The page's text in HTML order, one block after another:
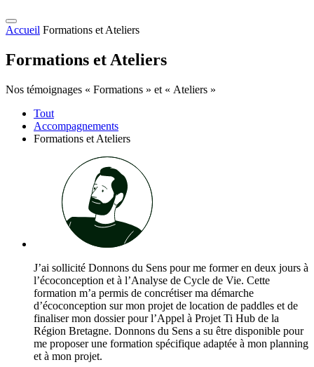
Accueil Formations et Ateliers
Formations et Ateliers
Nos témoignages « Formations » et « Ateliers »
Tout
Accompagnements
Formations et Ateliers
J’ai sollicité Donnons du Sens pour me former en deux jours à
l’écoconception et à l’Analyse de Cycle de Vie. Cette
formation m’a permis de concrétiser ma démarche
d’écoconception sur mon projet de location de paddles et de
finaliser mon dossier pour l’Appel à Projet Ti Hub de la
Région Bretagne. Donnons du Sens a su être disponible pour
me proposer une formation spécifique adaptée à mon planning
et à mon projet.